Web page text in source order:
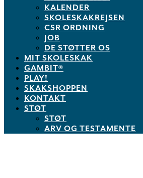
KALENDER
SKOLESKAKREJSEN
CSR ORDNING
JOB
DE STØTTER OS
MIT SKOLESKAK
GAMBIT®
PLAY!
SKAKSHOPPEN
KONTAKT
STØT
STØT
ARV OG TESTAMENTE